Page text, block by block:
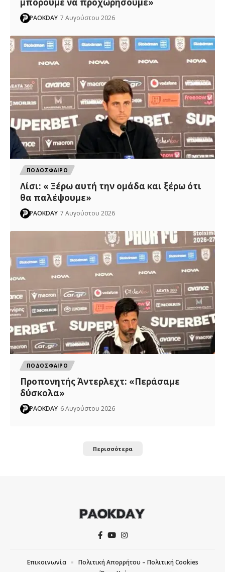
PAOKDAY 7 Αυγούστου 2026
ΠΟΔΟΣΦΑΙΡΟ
Λίσι: « Ξέρω αυτή την ομάδα και ξέρω ότι
θα παλέψουμε»
PAOKDAY 7 Αυγούστου 2026
ΠΟΔΟΣΦΑΙΡΟ
Προπονητής Άντερλεχτ: «Περάσαμε
δύσκολα»
PAOKDAY 6 Αυγούστου 2026
Περισσότερα
Επικοινωνία
Πολιτική Απορρήτου – Πολιτική Cookies